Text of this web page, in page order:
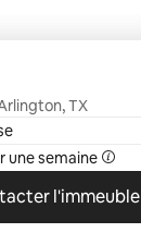
TX
une semaine
l'immeuble